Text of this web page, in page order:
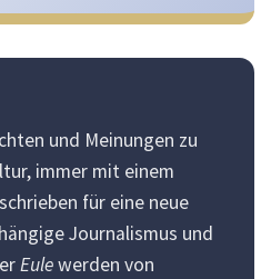
und Meinungen zu
immer mit einem
für eine neue
Journalismus und
Eulewerden von